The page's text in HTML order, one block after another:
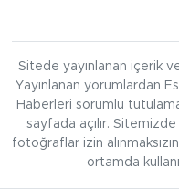
Sitede yayınlanan içerik
Yayınlanan yorumlardan
Haberleri sorumlu
sayfada açılır. Sitemizde
fotoğraflar izin
ortamda